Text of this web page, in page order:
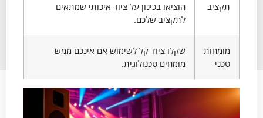
תקציב
הוציאו בכינון על ציוד איכותי שמתאים
לתקציב שלכם.
מומחות
טכני
שקלו ציוד קל לשימוש אם אינכם ממש
מומחים טכנולוגית.